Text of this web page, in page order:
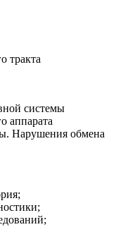
тракта
системы
аппарата
Нарушения обмена